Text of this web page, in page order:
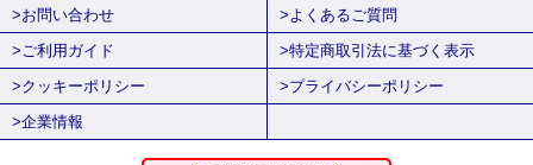
>お問い合わせ
>よくあるご質問
>ご利用ガイド
>特定商取引法に基づく表示
>クッキーポリシー
>プライバシーポリシー
>企業情報